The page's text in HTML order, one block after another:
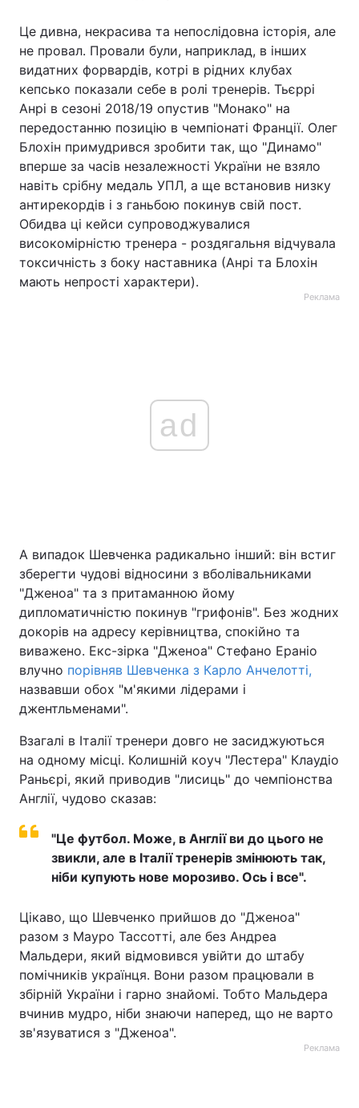
Це дивна, некрасива та непослідовна історія, але
не провал. Провали були, наприклад, в інших
видатних форвардів, котрі в рідних клубах
кепсько показали себе в ролі тренерів. Тьєррі
Анрі в сезоні 2018/19 опустив "Монако" на
передостанню позицію в чемпіонаті Франції. Олег
Блохін примудрився зробити так, що "Динамо"
вперше за часів незалежності України не взяло
навіть срібну медаль УПЛ, а ще встановив низку
антирекордів і з ганьбою покинув свій пост.
Обидва ці кейси супроводжувалися
високомірністю тренера - роздягальня відчувала
токсичність з боку наставника (Анрі та Блохін
мають непрості характери).
Реклама
ad
А випадок Шевченка радикально інший: він встиг
зберегти чудові відносини з вболівальниками
"Дженоа" та з притаманною йому
дипломатичністю покинув "грифонів". Без жодних
докорів на адресу керівництва, спокійно та
виважено. Екс-зірка "Дженоа" Стефано Ераніо
влучно порівняв Шевченка з Карло Анчелотті,
назвавши обох "м'якими лідерами і
джентльменами".
Взагалі в Італії тренери довго не засиджуються
на одному місці. Колишній коуч "Лестера" Клаудіо
Раньєрі, який приводив "лисиць" до чемпіонства
Англії, чудово сказав:
"Це футбол. Може, в Англії ви до цього не
звикли, але в Італії тренерів змінюють так,
ніби купують нове морозиво. Ось і все".
Цікаво, що Шевченко прийшов до "Дженоа"
разом з Мауро Тассотті, але без Андреа
Мальдери, який відмовився увійти до штабу
помічників українця. Вони разом працювали в
збірній України і гарно знайомі. Тобто Мальдера
вчинив мудро, ніби знаючи наперед, що не варто
зв'язуватися з "Дженоа".
Реклама